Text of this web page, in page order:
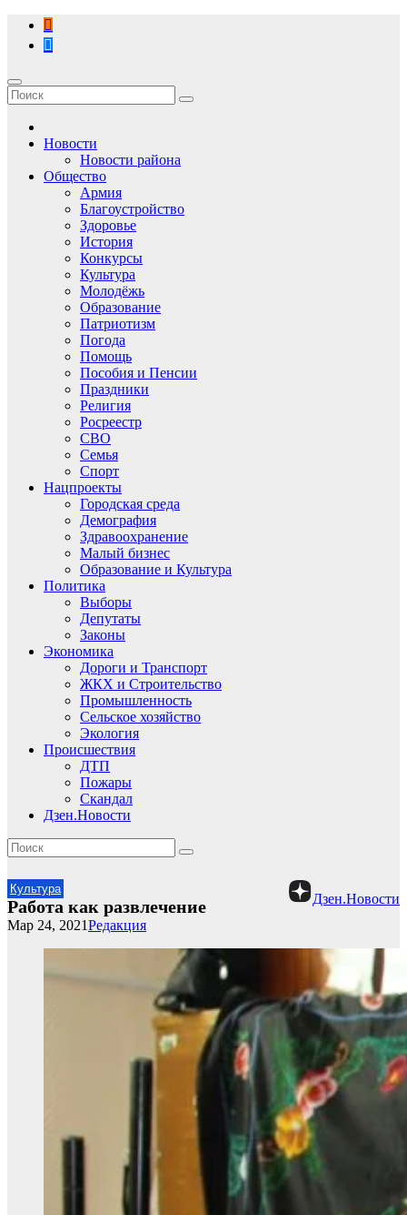
Перейти
содержимому
Новости
Новости района
Общество
Армия
Благоустройство
Здоровье
История
Конкурсы
Культура
Молодёжь
Образование
Патриотизм
Погода
Помощь
Пособия и Пенсии
Праздники
Религия
Росреестр
СВО
Семья
Спорт
Нацпроекты
Городская среда
Демография
Здравоохранение
Малый бизнес
Образование и Культура
Политика
Выборы
Депутаты
Законы
Экономика
Дороги и Транспорт
ЖКХ и Строительство
Промышленность
Сельское хозяйство
Экология
Происшествия
ДТП
Пожары
Скандал
Дзен.Новости
Культура
Дзен.Новости
Работа как развлечение
Редакция
Мар 24, 2021